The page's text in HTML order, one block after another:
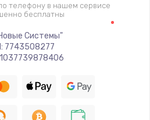
телефону в нашем сервисе
бесплатны
Системы"
7743508277